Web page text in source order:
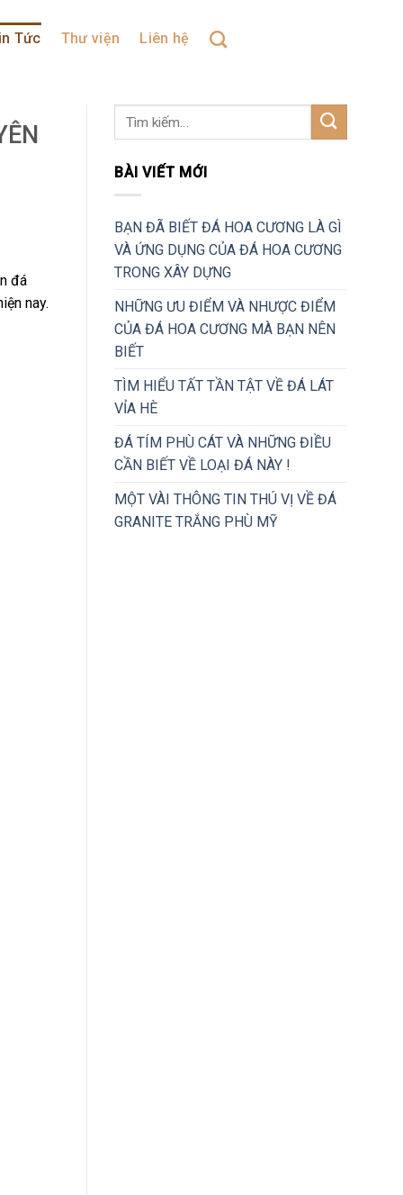
Tức Thư viện Liên hệ
đá
nay.
BÀI VIẾT MỚI
BẠN ĐÃ BIẾT ĐÁ HOA CƯƠNG LÀ GÌ
VÀ ỨNG DỤNG CỦA ĐÁ HOA CƯƠNG
TRONG XÂY DỰNG
NHỮNG ƯU ĐIỂM VÀ NHƯỢC ĐIỂM
CỦA ĐÁ HOA CƯƠNG MÀ BẠN NÊN
BIẾT
TÌM HIỂU TẤT TẦN TẬT VỀ ĐÁ LÁT
VỈA HÈ
ĐÁ TÍM PHÙ CÁT VÀ NHỮNG ĐIỀU
CẦN BIẾT VỀ LOẠI ĐÁ NÀY !
MỘT VÀI THÔNG TIN THÚ VỊ VỀ ĐÁ
GRANITE TRẮNG PHÙ MỸ